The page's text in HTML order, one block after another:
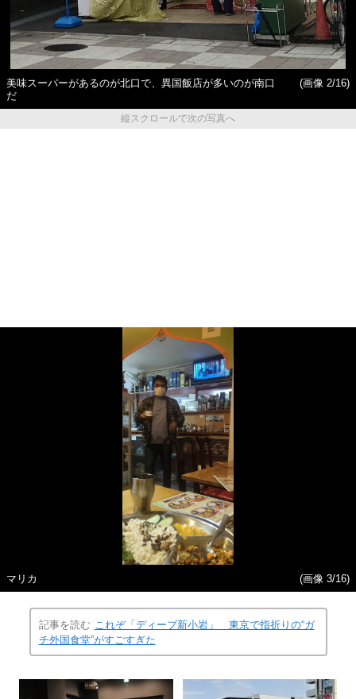
美味スーパーがあるのが北口で、異国飯店が多いのが南口
だ
(画像 2/16)
縦スクロールで次の写真へ
マリカ (画像 3/16)
記事を読む これぞ「ディープ新小岩」 東京で指折りの“ガ
チ外国食堂”がすごすぎた